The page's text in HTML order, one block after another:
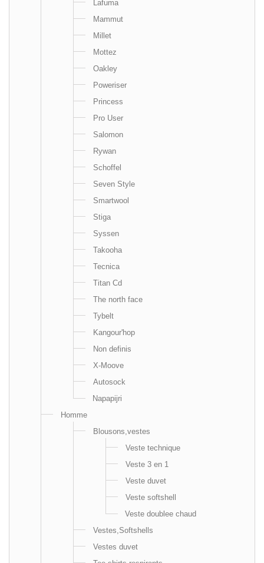
Lafuma
Mammut
Millet
Mottez
Oakley
Poweriser
Princess
Pro User
Salomon
Rywan
Schoffel
Seven Style
Smartwool
Stiga
Syssen
Takooha
Tecnica
Titan Cd
The north face
Tybelt
Kangour'hop
Non definis
X-Moove
Autosock
Napapijri
Homme
Blousons,vestes
Veste technique
Veste 3 en 1
Veste duvet
Veste softshell
Veste doublee chaud
Vestes,Softshells
Vestes duvet